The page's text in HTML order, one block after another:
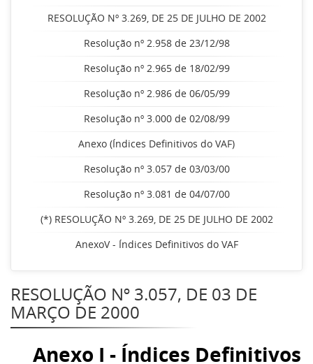
RESOLUÇÃO Nº 3.269, DE 25 DE JULHO DE 2002
Resolução nº 2.958 de 23/12/98
Resolução nº 2.965 de 18/02/99
Resolução nº 2.986 de 06/05/99
Resolução nº 3.000 de 02/08/99
Anexo (Índices Definitivos do VAF)
Resolução nº 3.057 de 03/03/00
Resolução nº 3.081 de 04/07/00
(*) RESOLUÇÃO Nº 3.269, DE 25 DE JULHO DE 2002
AnexoV - Índices Definitivos do VAF
RESOLUÇÃO Nº 3.057, DE 03 DE
MARÇO DE 2000
Anexo I - Índices Definitivos